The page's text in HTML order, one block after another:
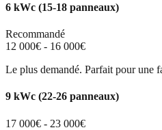
6 kWc (15-18 panneaux)
Recommandé
12 000€ - 16 000€
Le plus demandé. Parfait pour une
9 kWc (22-26 panneaux)
17 000€ - 23 000€